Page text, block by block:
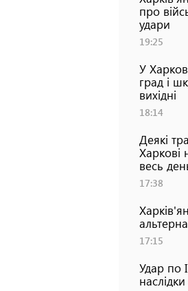
про
удари
19:25
У
град і
вихідні
18:14
Деякі
Харкові
весь
17:38
17:15
Удар по